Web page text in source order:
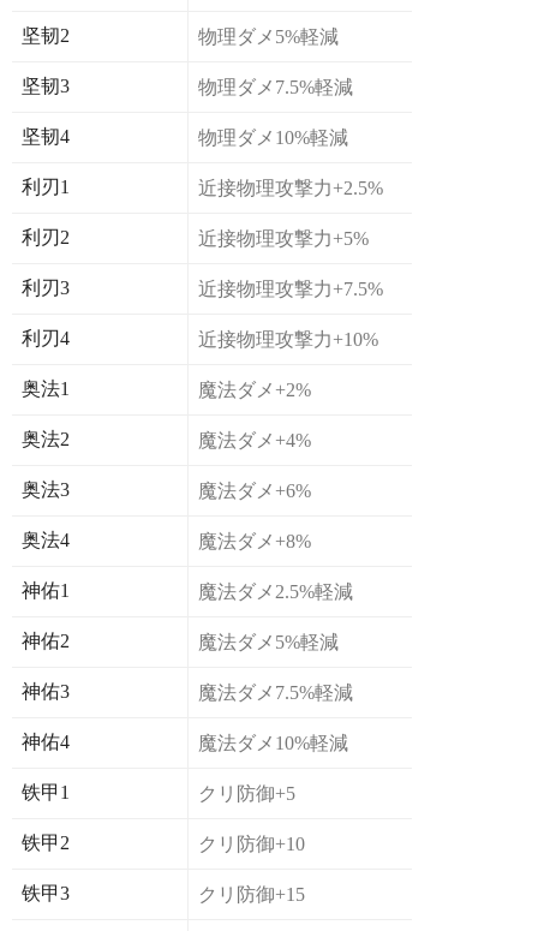
坚韧2 物理ダメ5%軽減
坚韧3 物理ダメ7.5%軽減
坚韧4 物理ダメ10%軽減
利刃1 近接物理攻撃力+2.5%
利刃2 近接物理攻撃力+5%
利刃3 近接物理攻撃力+7.5%
利刃4 近接物理攻撃力+10%
奥法1 魔法ダメ+2%
奥法2 魔法ダメ+4%
奥法3 魔法ダメ+6%
奥法4 魔法ダメ+8%
神佑1 魔法ダメ2.5%軽減
神佑2 魔法ダメ5%軽減
神佑3 魔法ダメ7.5%軽減
神佑4 魔法ダメ10%軽減
铁甲1 クリ防御+5
铁甲2 クリ防御+10
铁甲3 クリ防御+15